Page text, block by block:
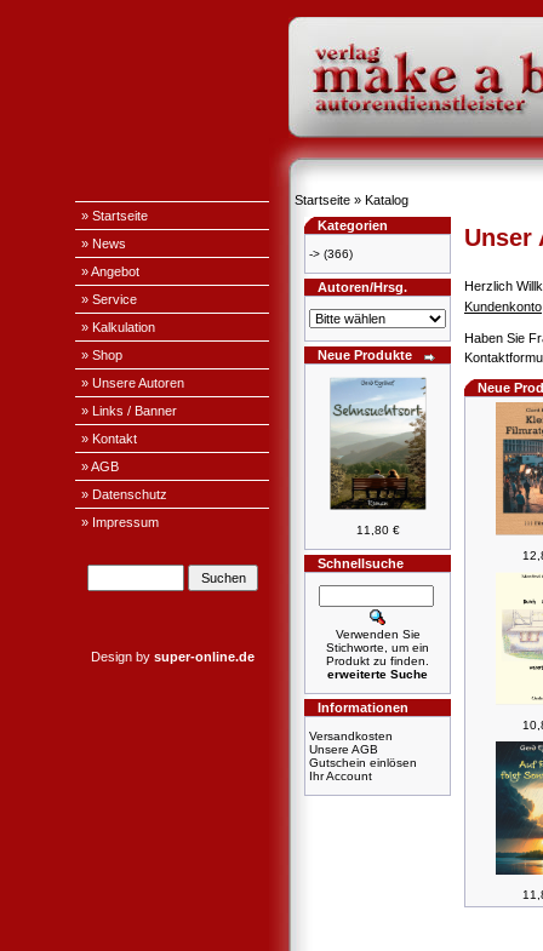
» Startseite
» News
» Angebot
» Service
» Kalkulation
» Shop
» Unsere Autoren
» Links / Banner
» Kontakt
» AGB
» Datenschutz
» Impressum
Design by super-online.de
Startseite » Katalog
Kategorien
-> (366)
Autoren/Hrsg.
Neue Produkte
11,80 €
Schnellsuche
Verwenden Sie
Stichworte, um ein
Produkt zu finden.
erweiterte Suche
Informationen
Versandkosten
Unsere AGB
Gutschein einlösen
Ihr Account
Unser
Herzlich
Kundenkonto
Haben Sie
Neue